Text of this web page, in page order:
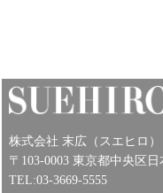
株式会社 末広（スエヒロ）
〒103-0003 東京都中央区
TEL:03-3669-5555